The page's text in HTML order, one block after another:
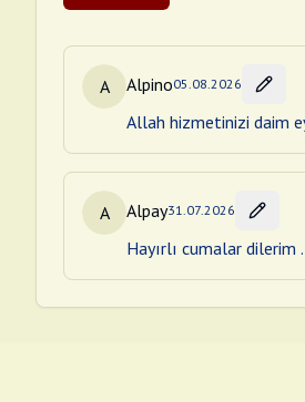
A Alpino05.08.2026
Allah hizmetinizi daim
A Alpay31.07.2026
Hayırlı cumalar dilerim .